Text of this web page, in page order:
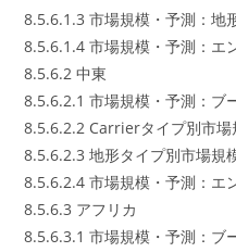
8.5.6.1.3 市場規模・予測：地
8.5.6.1.4 市場規模・予測：エ
8.5.6.2 中東
8.5.6.2.1 市場規模・予測：ブ
8.5.6.2.2 Carrierタイプ別市場
8.5.6.2.3 地形タイプ別市場規
8.5.6.2.4 市場規模・予測：エ
8.5.6.3 アフリカ
8.5.6.3.1 市場規模・予測：ブ